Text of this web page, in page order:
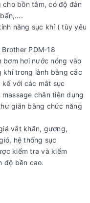
bồn tắm, có độ đàn
năng sục khí ( tùy yêu
PDM-18
bơm hơi nước nóng vào
khí trong lành bằng các
với các mắt sục
chân tiện dụng
giãn bằng chức năng
vắt khăn, gương,
hệ thống sục
kiểm tra và kiểm
độ bền cao.